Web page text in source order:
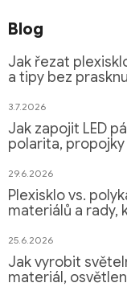
Blog
Jak řezat
a tipy bez
3.7.2026
Jak zapojit LED
polarita, propojky
29.6.2026
Plexisklo vs.
materiálů a rady,
25.6.2026
Jak vyrobit
materiál,